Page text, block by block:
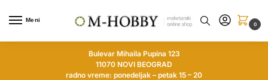
Meni
0
Bulevar Mihaila Pupina 123
11070 NOVI BEOGRAD
radno vreme: ponedeljak – petak 15 – 20